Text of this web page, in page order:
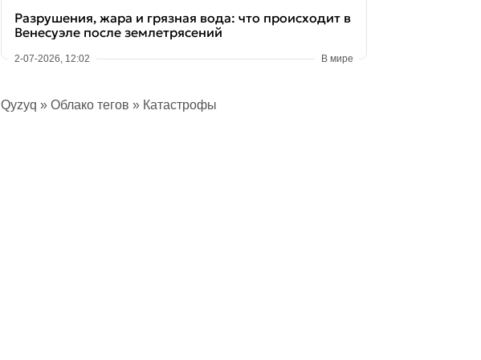
Разрушения, жара и грязная вода: что происходит в
Венесуэле после землетрясений
2-07-2026, 12:02 В мире
Qyzyq » Облако тегов » Катастрофы